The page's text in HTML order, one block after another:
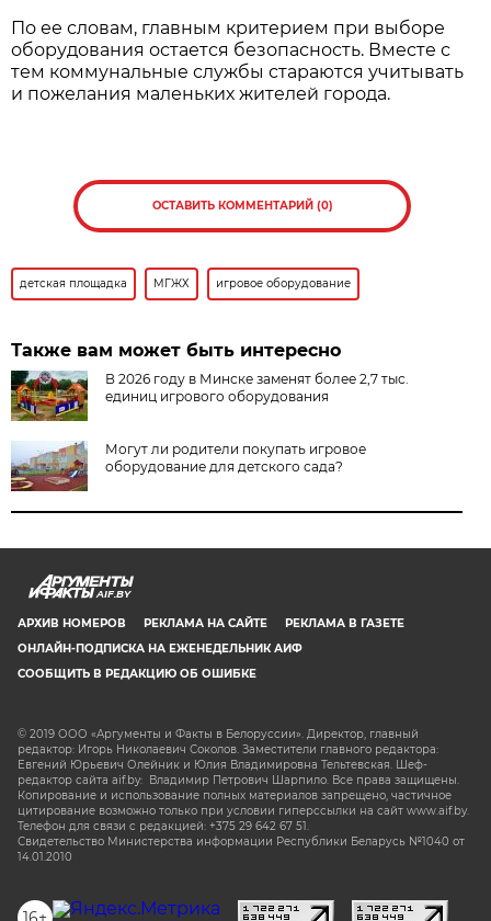
По ее словам, главным критерием при выборе
оборудования остается безопасность. Вместе с
тем коммунальные службы стараются учитывать
и пожелания маленьких жителей города.
ОСТАВИТЬ КОММЕНТАРИЙ (0)
детская площадка МГЖХ игровое оборудование
Также вам может быть интересно
В 2026 году в Минске заменят более 2,7 тыс.
единиц игрового оборудования
Могут ли родители покупать игровое
оборудование для детского сада?
AIF.BY
АРХИВ НОМЕРОВ РЕКЛАМА НА САЙТЕ
РЕКЛАМА В ГАЗЕТЕ
ОНЛАЙН-ПОДПИСКА НА ЕЖЕНЕДЕЛЬНИК АИФ
СООБЩИТЬ В РЕДАКЦИЮ ОБ ОШИБКЕ
© 2019 ООО «Аргументы и Факты в Белоруссии». Директор, главный
редактор: Игорь Николаевич Соколов. Заместители главного редактора:
Евгений Юрьевич Олейник и Юлия Владимировна Тельтевская. Шеф-
редактор сайта aif.by: Владимир Петрович Шарпило. Все права защищены.
Копирование и использование полных материалов запрещено, частичное
цитирование возможно только при условии гиперссылки на сайт www.aif.by.
Телефон для связи с редакцией: +375 29 642 67 51.
Свидетельство Министерства информации Республики Беларусь №1040 от
14.01.2010